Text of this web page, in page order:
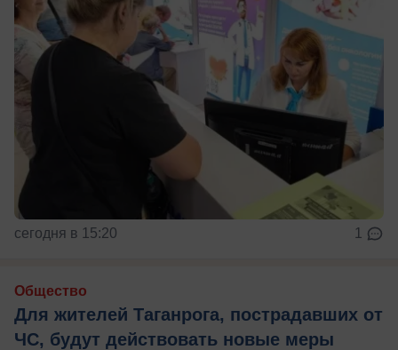
сегодня в 15:20 1
Общество
Для жителей Таганрога, пострадавших от
ЧС, будут действовать новые меры